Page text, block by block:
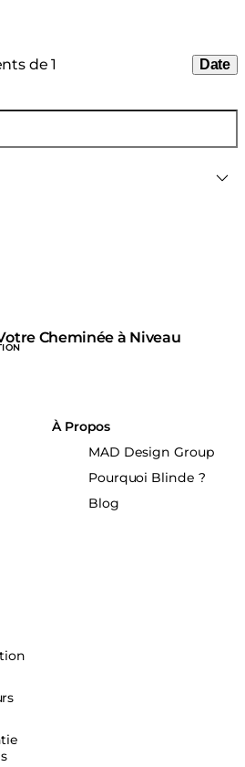
de 1 Date
Cheminée à Niveau
À Propos
MAD Design Group
Pourquoi Blinde ?
Blog